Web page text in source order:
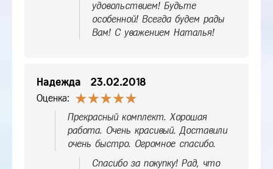
удовольствием! Будьте
особенной! Всегда будем рады
Вам! С уважением Наталья!
Надежда 23.02.2018
Оценка:
Прекрасный комплект. Хорошая
работа. Очень красивый. Доставили
очень быстро. Огромное спасибо.
Спасибо за покупку! Рад, что